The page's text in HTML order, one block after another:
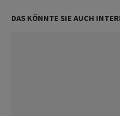
DAS KÖNNTE SIE AUCH